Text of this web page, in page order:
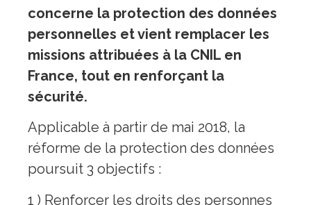
concerne la protection des données
personnelles et vient remplacer les
missions attribuées à la CNIL en
France, tout en renforçant la
sécurité.
Applicable à partir de mai 2018, la
réforme de la protection des données
poursuit 3 objectifs :
1 ) Renforcer les droits des personnes